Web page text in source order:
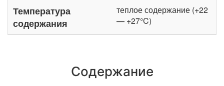
Температура
содержания
теплое содержание (+22
— +27°C)
Содержание